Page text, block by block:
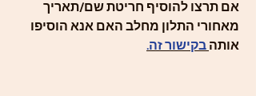
אם תרצו להוסיף חריטת שם/תאריך
מאחורי התלון מחלב האם אנא הוסיפו
אותה בקישור זה.